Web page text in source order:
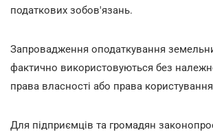
податкових зобов'язань.
Запровадження оподаткування
фактично використовуються без
права власності або права
Для підприємців та громадян